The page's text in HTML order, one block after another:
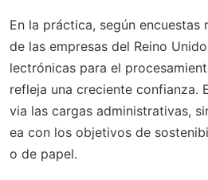
En la práctica, según encuestas
de las empresas del Reino
lectrónicas para el
refleja una creciente confianza.
via las cargas administrativas,
ea con los objetivos de
o de papel.